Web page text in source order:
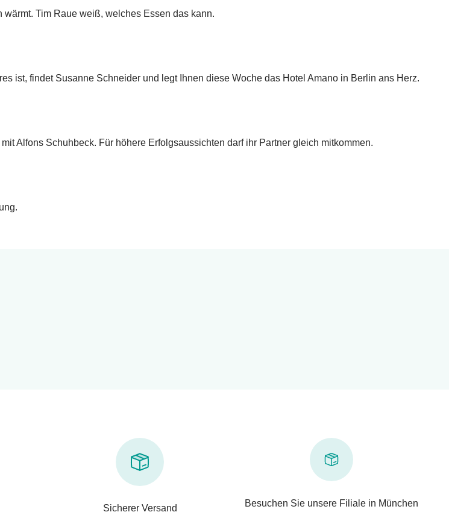
Tim Raue weiß, welches Essen das kann.
ist, findet Susanne Schneider und legt Ihnen diese Woche das Hotel Amano in Berlin ans Herz.
Alfons Schuhbeck. Für höhere Erfolgsaussichten darf ihr Partner gleich mitkommen.
Sicherer Versand Besuchen Sie unsere Filiale in München